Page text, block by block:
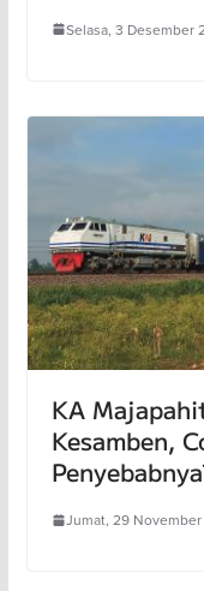
Selasa, 3 Desember
KA
Kesamben,
Jumat, 29